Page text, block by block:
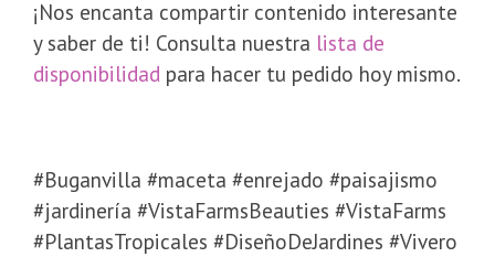
¡Nos encanta compartir contenido interesante
y saber de ti! Consulta nuestra lista de
disponibilidad para hacer tu pedido hoy mismo.
#Buganvilla #maceta #enrejado #paisajismo
#jardinería #VistaFarmsBeauties #VistaFarms
#PlantasTropicales #DiseñoDeJardines #Vivero